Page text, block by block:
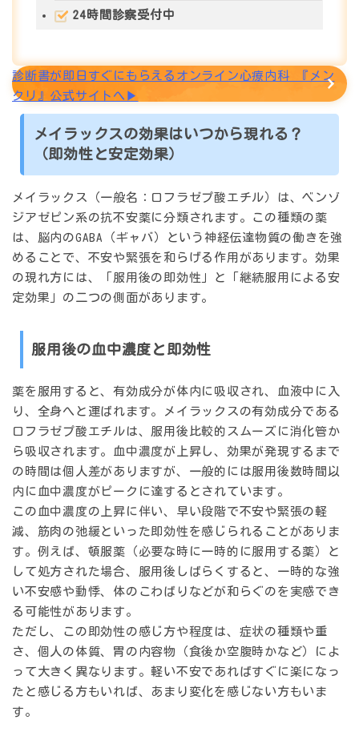
24時間診察受付中
診断書が即日すぐにもらえるオンライン心療内科 『メン
クリ』公式サイトへ▶︎
メイラックスの効果はいつから現れる？
（即効性と安定効果）
メイラックス（一般名：ロフラゼプ酸エチル）は、ベンゾ
ジアゼピン系の抗不安薬に分類されます。この種類の薬
は、脳内のGABA（ギャバ）という神経伝達物質の働きを強
めることで、不安や緊張を和らげる作用があります。効果
の現れ方には、「服用後の即効性」と「継続服用による安
定効果」の二つの側面があります。
服用後の血中濃度と即効性
薬を服用すると、有効成分が体内に吸収され、血液中に入
り、全身へと運ばれます。メイラックスの有効成分である
ロフラゼプ酸エチルは、服用後比較的スムーズに消化管か
ら吸収されます。血中濃度が上昇し、効果が発現するまで
の時間は個人差がありますが、一般的には服用後数時間以
内 に血中濃度がピークに達するとされています。
この血中濃度の上昇に伴い、 早い段階で不安や緊張の軽
減、筋肉の弛緩といった即効性 を感じられることがありま
す。例えば、頓服薬（必要な時に一時的に服用する薬）と
して処方された場合、服用後しばらくすると、一時的な強
い不安感や動悸、体のこわばりなどが和らぐのを実感でき
る可能性があります。
ただし、この即効性の感じ方や程度は、症状の種類や重
さ、個人の体質、胃の内容物（食後か空腹時かなど）によ
って大きく異なります。軽い不安であればすぐに楽になっ
たと感じる方もいれば、あまり変化を感じない方もいま
す。